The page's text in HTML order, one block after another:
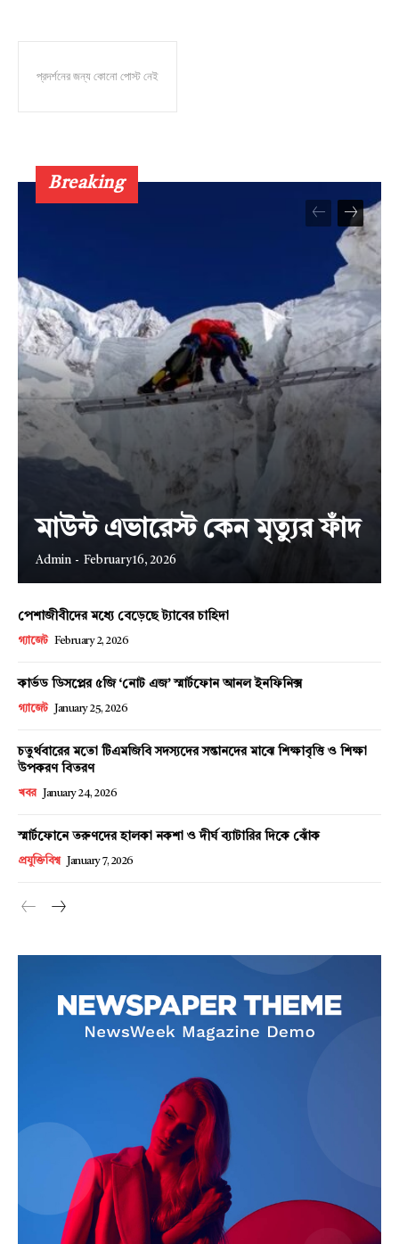
Company
Contact us
Subscription Plans
প্রদর্শনের জন্য কোনো পোস্ট নেই
Breaking
মাউন্ট এভারেস্ট কেন মৃত্যুর ফাঁদ
Admin - February 16, 2026
পেশাজীবীদের মধ্যে বেড়েছে ট্যাবের চাহিদা
গ্যাজেট February 2, 2026
কার্ভড ডিসপ্লের ৫জি ‘নোট এজ’ স্মার্টফোন আনল ইনফিনিক্স
গ্যাজেট January 25, 2026
চতুর্থবারের মতো টিএমজিবি সদস্যদের সন্তানদের মাঝে শিক্ষাবৃত্তি ও শিক্ষা
উপকরণ বিতরণ
খবর January 24, 2026
স্মার্টফোনে তরুণদের হালকা নকশা ও দীর্ঘ ব্যাটারির দিকে ঝোঁক
প্রযুক্তিবিশ্ব January 7, 2026